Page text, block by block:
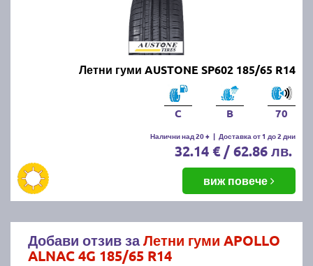
Летни гуми AUSTONE SP602 185/65 R14
C B 70
Налични над 20 + | Доставка от 1 до 2 дни
32.14 € / 62.86 лв.
виж повече
Добави отзив заЛетни гуми APOLLO
ALNAC 4G 185/65 R14